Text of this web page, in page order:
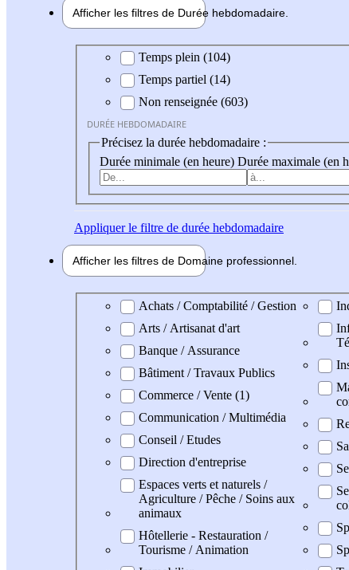
Afficher les filtres de Durée hebdomadaire
Durée hebdomadaire
Temps plein (104)
Temps partiel (14)
Non renseignée (603)
DURÉE HEBDOMADAIRE
Précisez la durée hebdomadaire :
Durée minimale (en heure) Durée maximale (en
Appliquerle filtre de durée hebdomadaire
Afficher les filtres de Domaine professionnel
Domaine professionel
Achats / Comptabilité / Gestion
Arts / Artisanat d'art
Banque / Assurance
Bâtiment / Travaux Publics
Commerce / Vente (1)
Communication / Multimédia
Conseil / Etudes
Direction d'entreprise
Espaces verts et naturels /
Agriculture / Pêche / Soins aux
animaux
Hôtellerie - Restauration /
Tourisme / Animation